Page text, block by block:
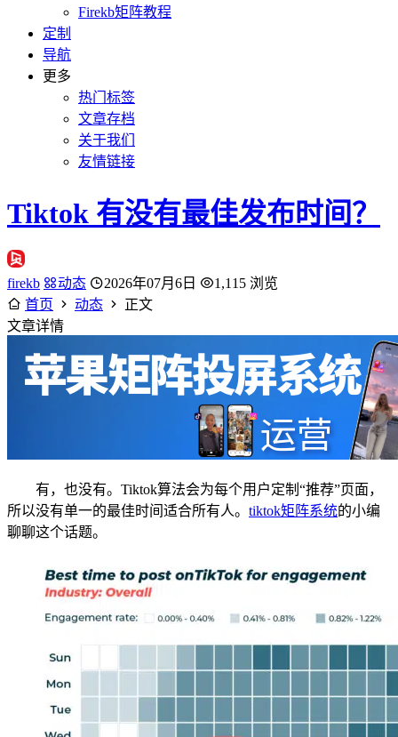
Firekb矩阵教程
定制
导航
更多
热门标签
文章存档
关于我们
友情链接
Tiktok 有没有最佳发布时间？
firekb 动态 2026年07月6日
1,115 浏览
首页
动态
正文
文章详情
有，也没有。Tiktok算法会为每个用户定制“推荐”页面，
所以没有单一的最佳时间适合所有人。 tiktok矩阵系统的小编
聊聊这个话题。